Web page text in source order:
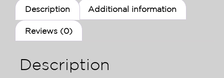
Description Additional information
Reviews (0)
Description